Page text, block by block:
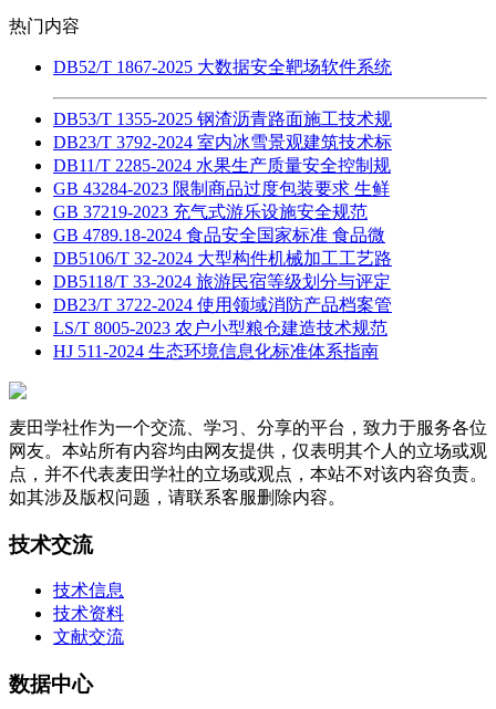
热门内容
DB52/T 1867-2025 大数据安全靶场软件系统
DB53/T 1355-2025 钢渣沥青路面施工技术规
DB23/T 3792-2024 室内冰雪景观建筑技术标
DB11/T 2285-2024 水果生产质量安全控制规
GB 43284-2023 限制商品过度包装要求 生鲜
GB 37219-2023 充气式游乐设施安全规范
GB 4789.18-2024 食品安全国家标准 食品微
DB5106/T 32-2024 大型构件机械加工工艺路
DB5118/T 33-2024 旅游民宿等级划分与评定
DB23/T 3722-2024 使用领域消防产品档案管
LS/T 8005-2023 农户小型粮仓建造技术规范
HJ 511-2024 生态环境信息化标准体系指南
麦田学社作为一个交流、学习、分享的平台，致力于服务各位
网友。本站所有内容均由网友提供，仅表明其个人的立场或观
点，并不代表麦田学社的立场或观点，本站不对该内容负责。
如其涉及版权问题，请联系客服删除内容。
技术交流
技术信息
技术资料
文献交流
数据中心